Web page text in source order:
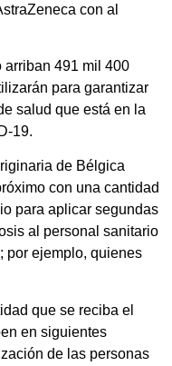
con al
arriban 491 mil 400
para garantizar
salud que está en la
19.
de Bélgica
con una cantidad
para aplicar segundas
al personal sanitario
por ejemplo, quienes
que se reciba el
en siguientes
de las personas